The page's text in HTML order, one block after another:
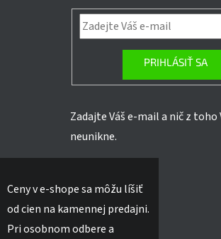
PRIHLÁSIŤ SA
Zadajte Váš e-mail a nič z toho
neunikne.
Ceny v e-shope sa môžu líšiť
od cien na kamennej predajni.
Pri osobnom odbere a